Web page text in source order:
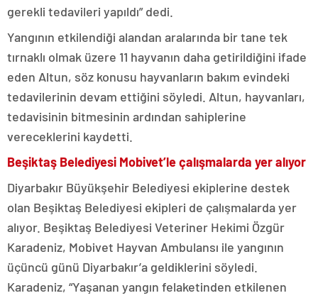
gerekli tedavileri yapıldı” dedi.
Yangının etkilendiği alandan aralarında bir tane tek
tırnaklı olmak üzere 11 hayvanın daha getirildiğini ifade
eden Altun, söz konusu hayvanların bakım evindeki
tedavilerinin devam ettiğini söyledi. Altun, hayvanları,
tedavisinin bitmesinin ardından sahiplerine
vereceklerini kaydetti.
Beşiktaş Belediyesi Mobivet’le çalışmalarda yer alıyor
Diyarbakır Büyükşehir Belediyesi ekiplerine destek
olan Beşiktaş Belediyesi ekipleri de çalışmalarda yer
alıyor. Beşiktaş Belediyesi Veteriner Hekimi Özgür
Karadeniz, Mobivet Hayvan Ambulansı ile yangının
üçüncü günü Diyarbakır’a geldiklerini söyledi.
Karadeniz, “Yaşanan yangın felaketinden etkilenen